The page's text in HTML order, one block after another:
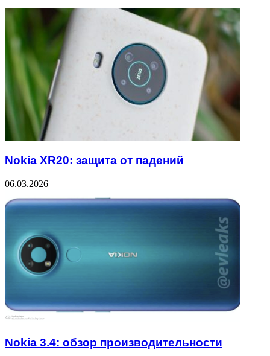
Nokia XR20: защита от падений
06.03.2026
Nokia 3.4: обзор производительности